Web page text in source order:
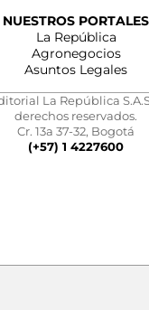
NUESTROS PORTALES
La República
Agronegocios
Asuntos Legales
La República
derechos reservados.
Cr. 13a 37-32, Bogotá
(+57) 1 4227600